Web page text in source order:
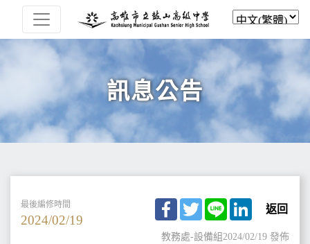
訊息公告
最後編修時間
2024/02/19
Facebook
TwitterLine LinkedIn
返回
教務處-設備組2024/02/19 發佈